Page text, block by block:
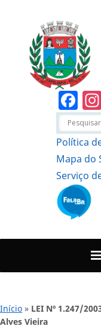
Política
Mapa do
Serviço
Início » LEI Nº 1.247/
Alves Vieira